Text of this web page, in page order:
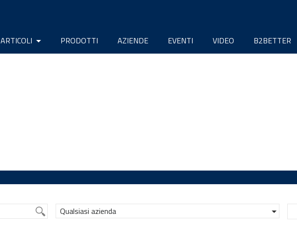
ARTICOLI PRODOTTI AZIENDE EVENTI VIDEO B2BETTER
Qualsiasi azienda